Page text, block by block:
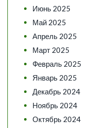
Июнь 2025
Май 2025
Апрель 2025
Март 2025
Февраль 2025
Январь 2025
Декабрь 2024
Ноябрь 2024
Октябрь 2024